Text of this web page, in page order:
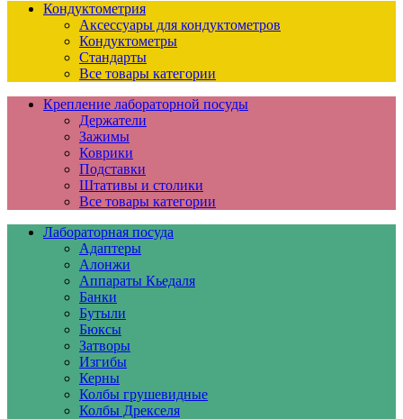
Кондуктометрия
Аксессуары для кондуктометров
Кондуктометры
Стандарты
Все товары категории
Крепление лабораторной посуды
Держатели
Зажимы
Коврики
Подставки
Штативы и столики
Все товары категории
Лабораторная посуда
Адаптеры
Алонжи
Аппараты Кьедаля
Банки
Бутыли
Бюксы
Затворы
Изгибы
Керны
Колбы грушевидные
Колбы Дрекселя